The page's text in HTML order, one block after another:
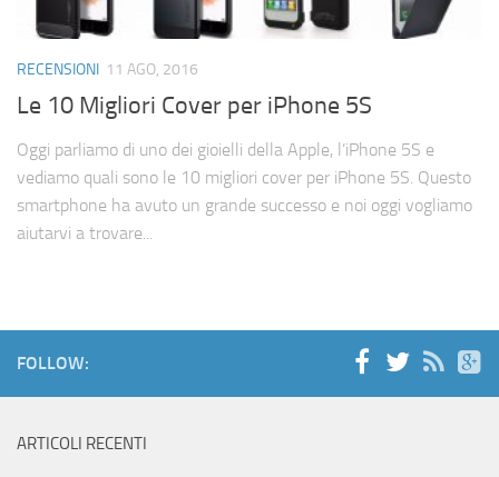
Privacy
Cerca
RECENSIONI 11 AGO, 2016
Le 10 Migliori Cover per iPhone 5S
Oggi parliamo di uno dei gioielli della Apple, l’iPhone 5S e
vediamo quali sono le 10 migliori cover per iPhone 5S. Questo
smartphone ha avuto un grande successo e noi oggi vogliamo
aiutarvi a trovare...
FOLLOW:
ARTICOLI RECENTI